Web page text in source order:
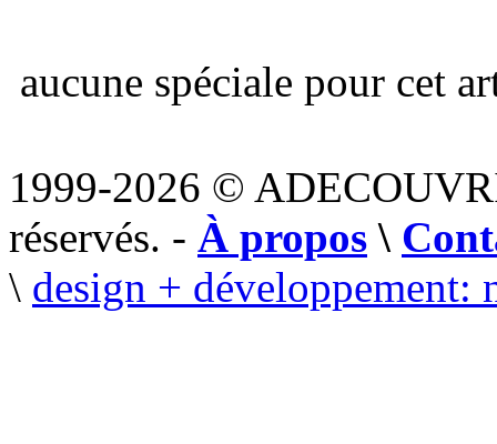
aucune spéciale pour cet
1999-2026 ©
réservés. - À propos \
\ design + développement: